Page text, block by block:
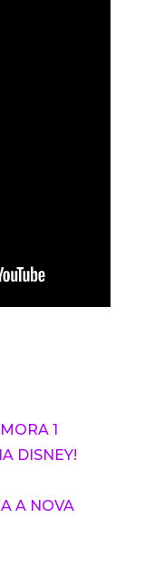
1
DISNEY!
A NOVA